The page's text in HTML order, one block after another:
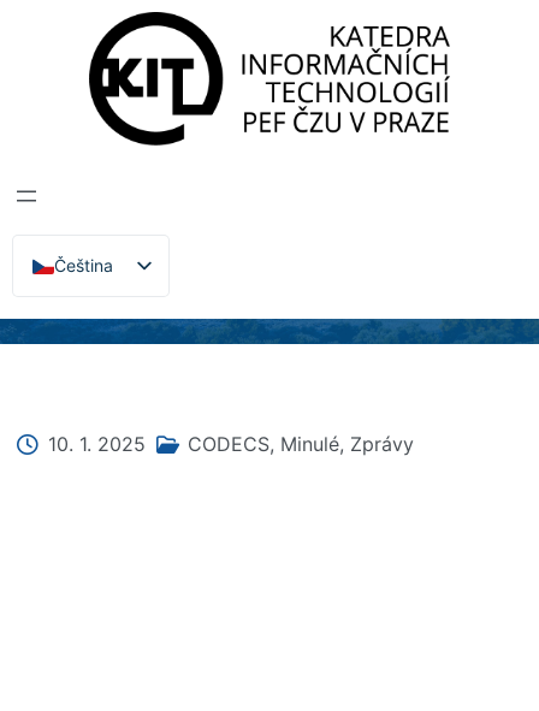
Čeština
English
informačních technologií
Zprávy, Akce,
DRUHÝ
10. 1. 2025 CODECS, Minulé, Zprávy